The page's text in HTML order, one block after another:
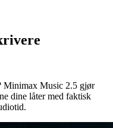
Minimax Music 2.5 gjør
dine låter med faktisk